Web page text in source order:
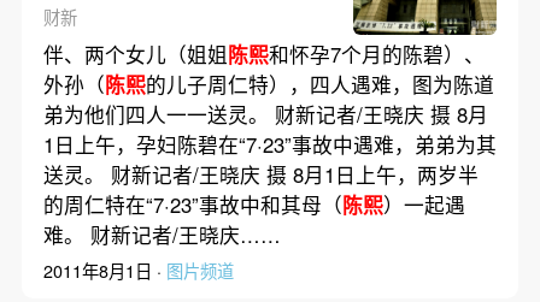
财新
伴、两个女儿（姐姐陈熙和怀孕7个月的陈碧）、
外孙（陈熙的儿子周仁特），四人遇难，图为陈道
弟为他们四人一一送灵。 财新记者/王晓庆 摄 8月
1日上午，孕妇陈碧在“7·23”事故中遇难，弟弟为其
送灵。 财新记者/王晓庆 摄 8月1日上午，两岁半
的周仁特在“7·23”事故中和其母（陈熙）一起遇
难。 财新记者/王晓庆……
2011年8月1日 · 图片频道